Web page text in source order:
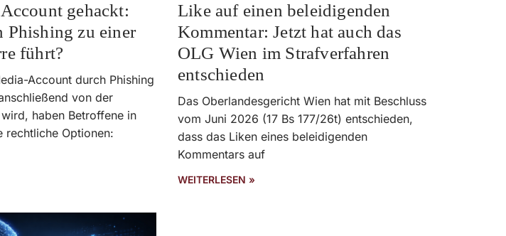
gehackt:
Phishing zu einer
führt?
Account durch Phishing
von der
haben Betroffene in
rechtliche Optionen:
Like auf einen beleidigenden
Kommentar: Jetzt hat auch das
OLG Wien im Strafverfahren
entschieden
Das Oberlandesgericht Wien hat mit Beschluss
vom Juni 2026 (17 Bs 177/26t) entschieden,
dass das Liken eines beleidigenden
Kommentars auf
WEITERLESEN »